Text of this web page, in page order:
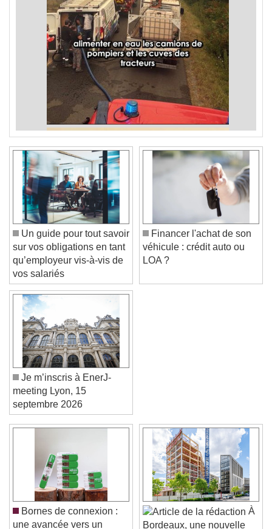
Video Player is loading.
Play Video
Play
Skip Backward
Skip Forward
Unmute
Current Time0:00
Un guide pour tout savoir
sur vos obligations en tant
qu’employeur vis-à-vis de
vos salariés
Financer l'achat de son
véhicule : crédit auto ou
Je m’inscris à EnerJ-
meeting Lyon, 15
septembre 2026
Bornes de connexion :